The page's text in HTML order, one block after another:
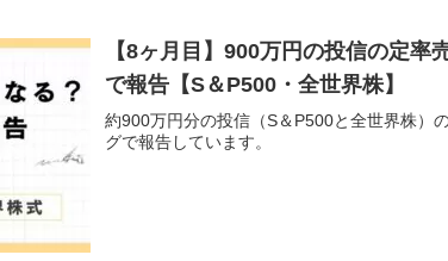
【8ヶ月目】900万円の投信の定率
で報告【S＆P500・全世界株】
約900万円分の投信（S＆P500と全世界株）
グで報告しています。